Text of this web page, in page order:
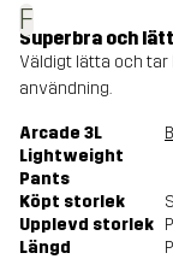
F
Superbra och
Väldigt lätta och tar
användning.
Arcade 3L
Lightweight
Pants
Köpt storlek S
Upplevd storlek
Längd